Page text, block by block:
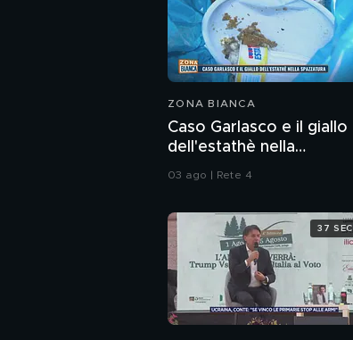
ZONA BIANCA
Caso Garlasco e il giallo
dell'estathè nella
spazzatura
03 ago | Rete 4
37 SEC